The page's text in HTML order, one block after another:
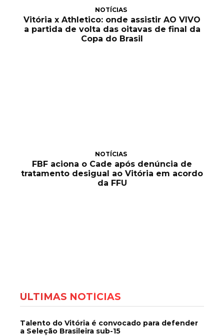
NOTÍCIAS
Vitória x Athletico: onde assistir AO VIVO
a partida de volta das oitavas de final da
Copa do Brasil
NOTÍCIAS
FBF aciona o Cade após denúncia de
tratamento desigual ao Vitória em acordo
da FFU
ÚLTIMAS NOTÍCIAS
Talento do Vitória é convocado para defender
a Seleção Brasileira sub-15